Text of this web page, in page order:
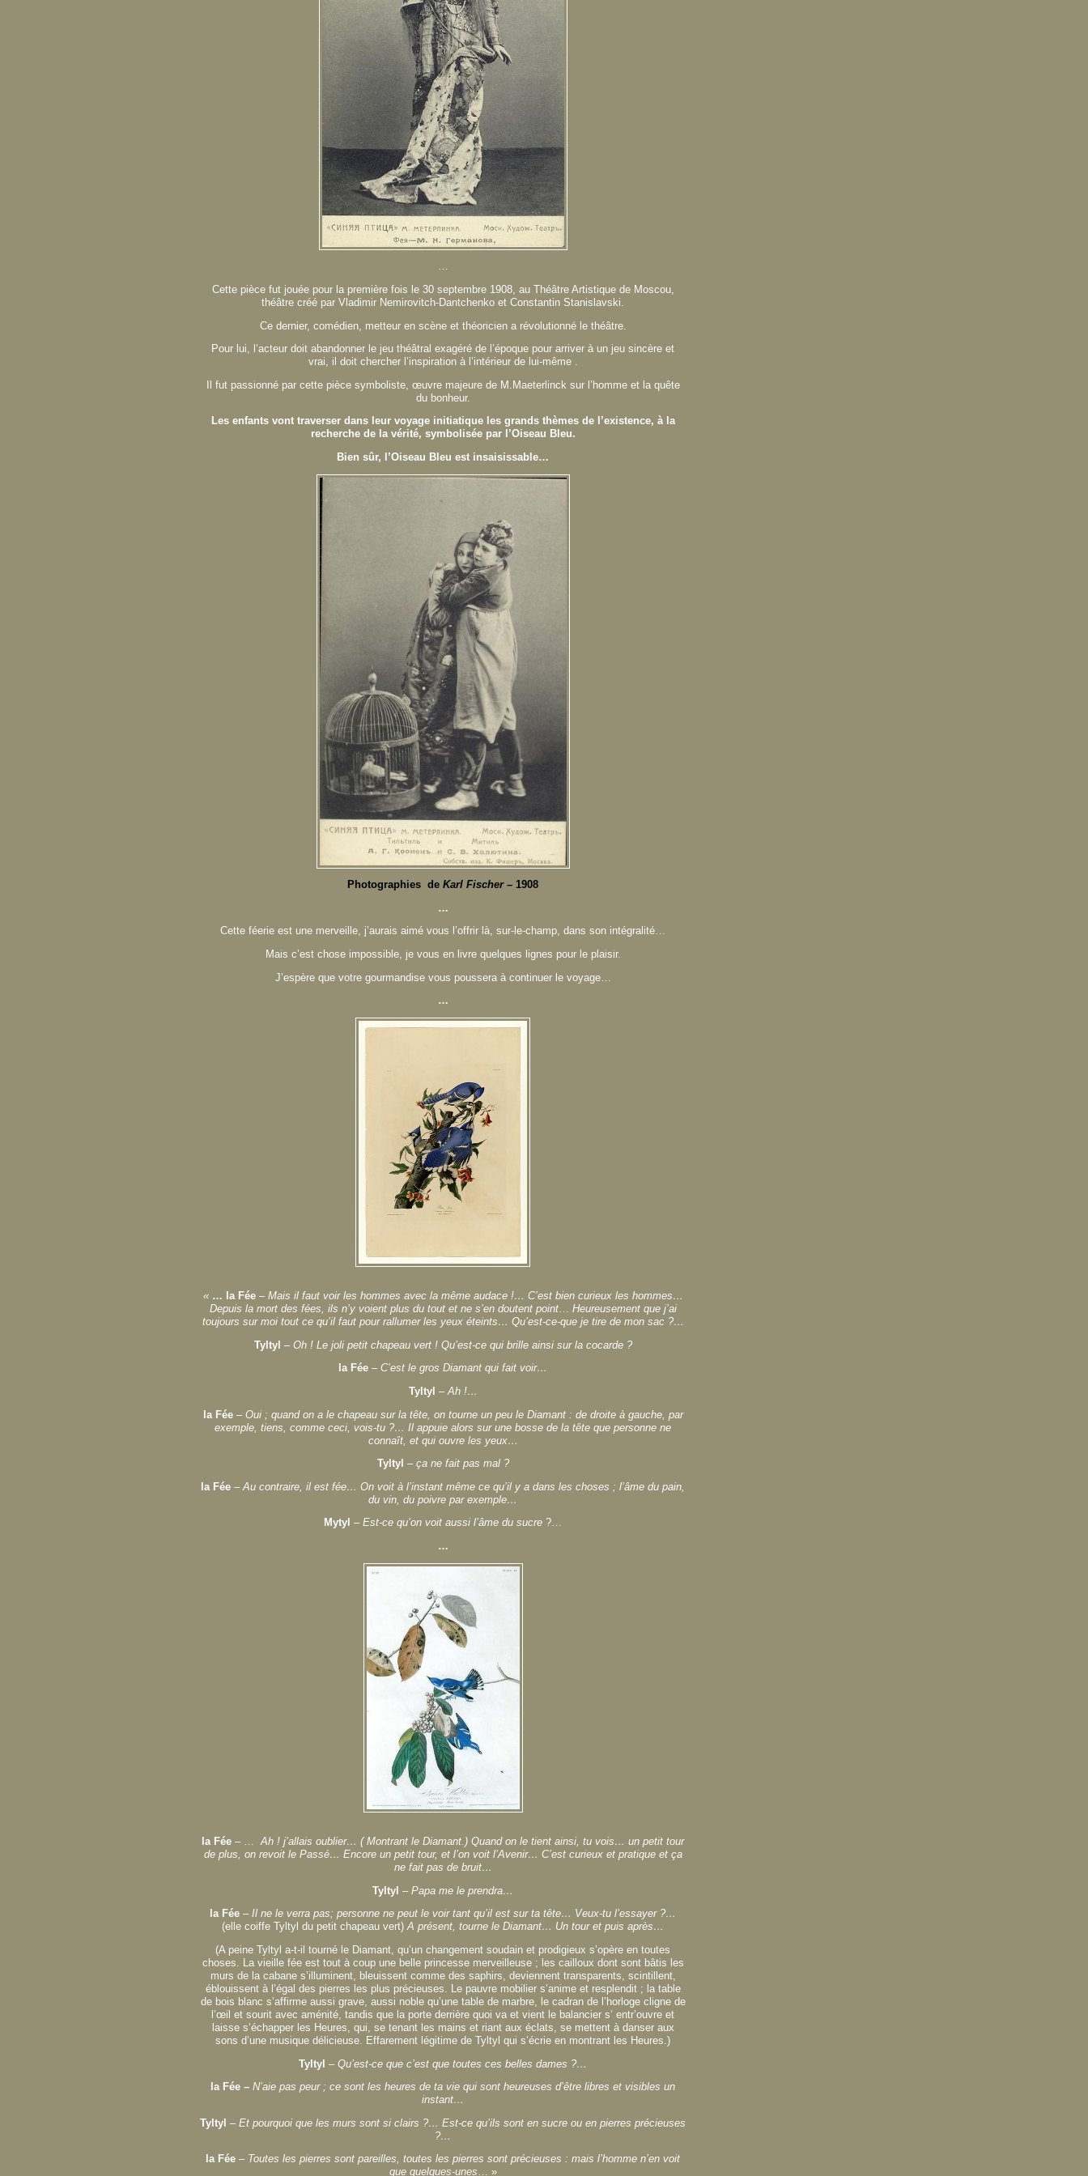
…
Cette pièce fut jouée pour la première fois le 30 septembre 1908, au Théâtre Artistique de Moscou,
théâtre créé par Vladimir Nemirovitch-Dantchenko et Constantin Stanislavski.
Ce dernier, comédien, metteur en scène et théoricien a révolutionné le théâtre.
Pour lui, l’acteur doit abandonner le jeu théâtral exagéré de l’époque pour arriver à un jeu sincère et
vrai, il doit chercher l’inspiration à l’intérieur de lui-même .
Il fut passionné par cette pièce symboliste, œuvre majeure de M.Maeterlinck sur l’homme et la quête
du bonheur.
Les enfants vont traverser dans leur voyage initiatique les grands thèmes de l’existence, à la
recherche de la vérité, symbolisée par l’Oiseau Bleu.
Bien sûr, l’Oiseau Bleu est insaisissable…
Photographies de Karl Fischer– 1908
…
Cette féerie est une merveille, j’aurais aimé vous l’offrir là, sur-le-champ, dans son intégralité…
Mais c’est chose impossible, je vous en livre quelques lignes pour le plaisir.
J’espère que votre gourmandise vous poussera à continuer le voyage…
…
« … la Fée– Mais il faut voir les hommes avec la même audace !… C’est bien curieux les hommes…
Depuis la mort des fées, ils n’y voient plus du tout et ne s’en doutent point… Heureusement que j’ai
toujours sur moi tout ce qu’il faut pour rallumer les yeux éteints… Qu’est-ce-que je tire de mon sac ?…
Tyltyl – Oh ! Le joli petit chapeau vert ! Qu’est-ce qui brille ainsi sur la cocarde ?
la Fée –C’est le gros Diamant qui fait voir…
Tyltyl –Ah !…
la Fée– Oui ; quand on a le chapeau sur la tête, on tourne un peu le Diamant : de droite à gauche, par
exemple, tiens, comme ceci, vois-tu ?… Il appuie alors sur une bosse de la tête que personne ne
connaît, et qui ouvre les yeux…
Tyltyl – ça ne fait pas mal ?
la Fée –Au contraire, il est fée… On voit à l’instant même ce qu’il y a dans les choses ; l’âme du pain,
du vin, du poivre par exemple…
Mytyl – Est-ce qu’on voit aussi l’âme du sucre ?…
…
la Fée – …Ah ! j’allais oublier… ( Montrant le Diamant.) Quand on le tient ainsi, tu vois… un petit tour
de plus, on revoit le Passé… Encore un petit tour, et l’on voit l’Avenir… C’est curieux et pratique et ça
ne fait pas de bruit…
Tyltyl – Papa me le prendra…
la Fée – Il ne le verra pas; personne ne peut le voir tant qu’il est sur ta tête… Veux-tu l’essayer ?…
(elle coiffe Tyltyl du petit chapeau vert) A présent, tourne le Diamant… Un tour et puis après…
(A peine Tyltyl a-t-il tourné le Diamant, qu’un changement soudain et prodigieux s’opère en toutes
choses. La vieille fée est tout à coup une belle princesse merveilleuse ; les cailloux dont sont bâtis les
murs de la cabane s’illuminent, bleuissent comme des saphirs, deviennent transparents, scintillent,
éblouissent à l’égal des pierres les plus précieuses. Le pauvre mobilier s’anime et resplendit ; la table
de bois blanc s’affirme aussi grave, aussi noble qu’une table de marbre, le cadran de l’horloge cligne de
l’œil et sourit avec aménité, tandis que la porte derrière quoi va et vient le balancier s’ entr’ouvre et
laisse s’échapper les Heures, qui, se tenant les mains et riant aux éclats, se mettent à danser aux
sons d’une musique délicieuse. Effarement légitime de Tyltyl qui s’écrie en montrant les Heures.)
Tyltyl – Qu’est-ce que c’est que toutes ces belles dames ?…
la Fée – N’aie pas peur ; ce sont les heures de ta vie qui sont heureuses d’être libres et visibles un
instant…
Tyltyl – Et pourquoi que les murs sont si clairs ?… Est-ce qu’ils sont en sucre ou en pierres précieuses
?…
la Fée – Toutes les pierres sont pareilles, toutes les pierres sont précieuses : mais l’homme n’en voit
que quelques-unes… »